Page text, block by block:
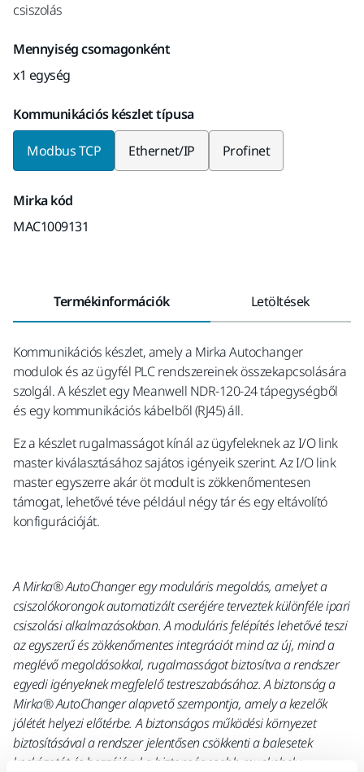
csiszolás
Mennyiség csomagonként
x1 egység
Kommunikációs készlet típusa
Modbus TCP Ethernet/IP Profinet
Mirka kód
MAC1009131
Termékinformációk Letöltések
Kommunikációs készlet, amely a Mirka Autochanger
modulok és az ügyfél PLC rendszereinek összekapcsolására
szolgál. A készlet egy Meanwell NDR-120-24 tápegységből
és egy kommunikációs kábelből (RJ45) áll.
Ez a készlet rugalmasságot kínál az ügyfeleknek az I/O link
master kiválasztásához sajátos igényeik szerint. Az I/O link
master egyszerre akár öt modult is zökkenőmentesen
támogat, lehetővé téve például négy tár és egy eltávolító
konfigurációját.
A Mirka® AutoChanger egy moduláris megoldás, amelyet a
csiszolókorongok automatizált cseréjére terveztek különféle ipari
csiszolási alkalmazásokban. A moduláris felépítés lehetővé teszi
az egyszerű és zökkenőmentes integrációt mind az új, mind a
meglévő megoldásokkal, rugalmasságot biztosítva a rendszer
egyedi igényeknek megfelelő testreszabásához. A biztonság a
Mirka® AutoChanger alapvető szempontja, amely a kezelők
jólétét helyezi előtérbe. A biztonságos működési környezet
biztosításával a rendszer jelentősen csökkenti a balesetek
kockázatát és hozzájárul a biztonságosabb munkahely